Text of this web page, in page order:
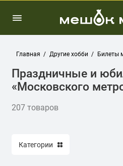
Главная Другие хобби Билеты
Праздничные и
«Московского
207 товаров
Категории